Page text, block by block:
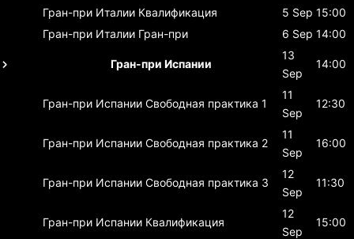
Гран-при Италии Квалификация 5 Sep 15:00
Гран-при Италии Гран-при 6 Sep 14:00
Гран-при Испании
13
Sep
14:00
Гран-при Испании Свободная практика 1
11
Sep
12:30
Гран-при Испании Свободная практика 2
11
Sep
16:00
Гран-при Испании Свободная практика 3
12
Sep
11:30
Гран-при Испании Квалификация
12
Sep
15:00